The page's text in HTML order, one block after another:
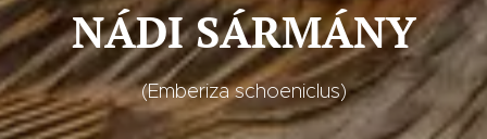
NÁDI SÁRMÁNY
(Emberiza schoeniclus)